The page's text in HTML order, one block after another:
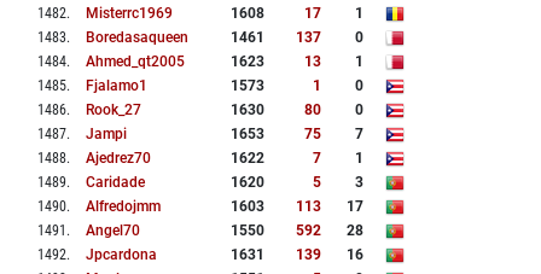
1482. Misterrc1969 1608 17
1
1483. Boredasaqueen 1461 137
0
1484. Ahmed_qt2005 1623 13
1
1485. Fjalamo1 1573 1
0
1486. Rook_27 1630 80
0
1487. Jampi 1653 75
7
1488. Ajedrez70 1622 7
1
1489. Caridade 1620 5
3
1490. Alfredojmm 1603 113
17
1491 . Angel70 1550 592
28
1492. Jpcardona 1631 139
16